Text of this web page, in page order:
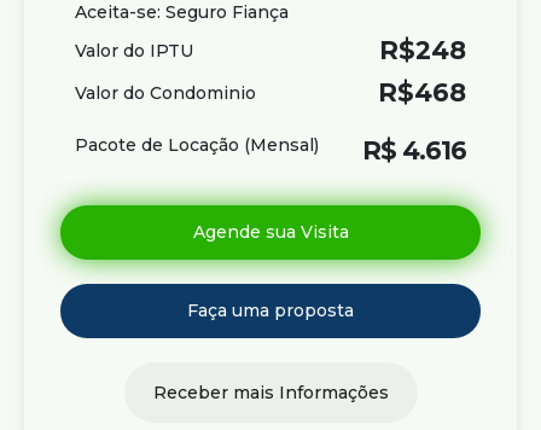
Aceita-se: Seguro Fiança
Valor do IPTU
R$248
Valor do Condominio R$468
R$ 4.616
Pacote de Locação (Mensal)